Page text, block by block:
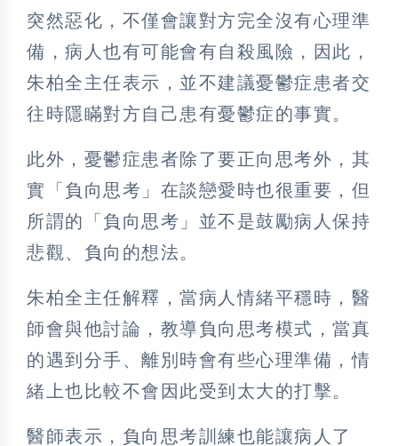
突然惡化，不僅會讓對方完全沒有心理準
備，病人也有可能會有自殺風險，因此，
朱柏全主任表示，並不建議憂鬱症患者交
往時隱瞞對方自己患有憂鬱症的事實。
此外，憂鬱症患者除了要正向思考外，其
實「負向思考」在談戀愛時也很重要，但
所謂的「負向思考」並不是鼓勵病人保持
悲觀、負向的想法。
朱柏全主任解釋，當病人情緒平穩時，醫
師會與他討論，教導負向思考模式，當真
的遇到分手、離別時會有些心理準備，情
緒上也比較不會因此受到太大的打擊。
醫師表示，負向思考訓練也能讓病人了